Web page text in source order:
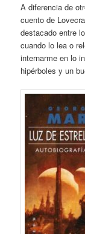
A diferencia de
cuento de
destacado entre
cuando lo lea o
internarme en lo
hipérboles y un